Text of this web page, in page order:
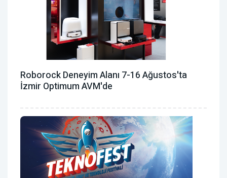
Roborock Deneyim Alanı 7-16 Ağustos'ta
İzmir Optimum AVM'de